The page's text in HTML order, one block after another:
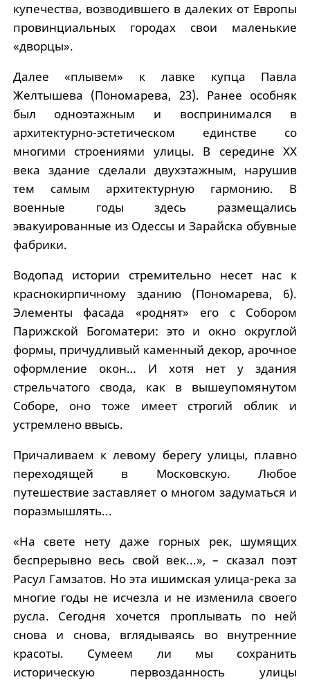
купечества, возводившего в далеких от Европы
провинциальных городах свои маленькие
«дворцы».
Далее «плывем» к лавке купца Павла
Желтышева (Пономарева, 23). Ранее особняк
был одноэтажным и воспринимался в
архитектурно-эстетическом единстве со
многими строениями улицы. В середине XX
века здание сделали двухэтажным, нарушив
тем самым архитектурную гармонию. В
военные годы здесь размещались
эвакуированные из Одессы и Зарайска обувные
фабрики.
Водопад истории стремительно несет нас к
краснокирпичному зданию (Пономарева, 6).
Элементы фасада «роднят» его с Собором
Парижской Богоматери: это и окно округлой
формы, причудливый каменный декор, арочное
оформление окон… И хотя нет у здания
стрельчатого свода, как в вышеупомянутом
Соборе, оно тоже имеет строгий облик и
устремлено ввысь.
Причаливаем к левому берегу улицы, плавно
переходящей в Московскую. Любое
путешествие заставляет о многом задуматься и
поразмышлять...
«На свете нету даже горных рек, шумящих
беспрерывно весь свой век...», – сказал поэт
Расул Гамзатов. Но эта ишимская улица-река за
многие годы не исчезла и не изменила своего
русла. Сегодня хочется проплывать по ней
снова и снова, вглядываясь во внутренние
красоты. Сумеем ли мы сохранить
историческую первозданность улицы